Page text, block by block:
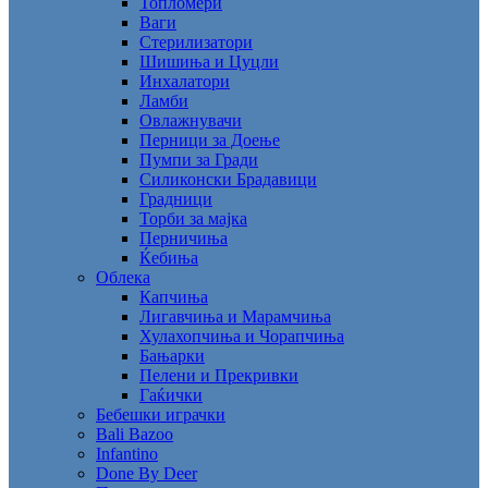
Ваги
Стерилизатори
Шишиња и Цуцли
Инхалатори
Ламби
Овлажнувачи
Перници за Доење
Пумпи за Гради
Силиконски Брадавици
Градници
Торби за мајка
Перничиња
Ќебиња
Облека
Капчиња
Лигавчиња и Марамчиња
Хулахопчиња и Чорапчиња
Бањарки
Пелени и Прекривки
Гаќички
Бебешки играчки
Bali Bazoo
Infantino
Done By Deer